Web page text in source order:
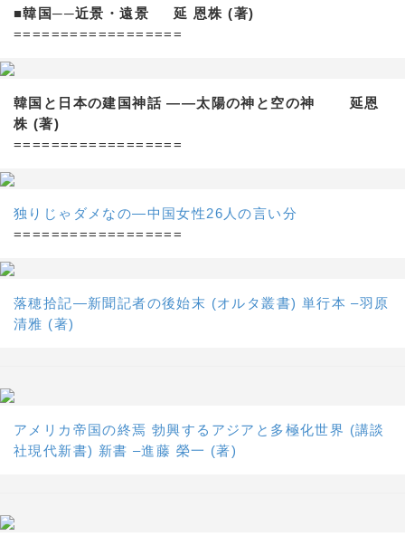
■韓国──近景・遠景 延 恩株 (著)
==================
韓国と日本の建国神話 ——太陽の神と空の神 延恩
株 (著)
==================
独りじゃダメなの―中国女性26人の言い分
==================
落穂拾記―新聞記者の後始末 (オルタ叢書) 単行本 –羽原
清雅 (著)
アメリカ帝国の終焉 勃興するアジアと多極化世界 (講談
社現代新書) 新書 –進藤 榮一 (著)